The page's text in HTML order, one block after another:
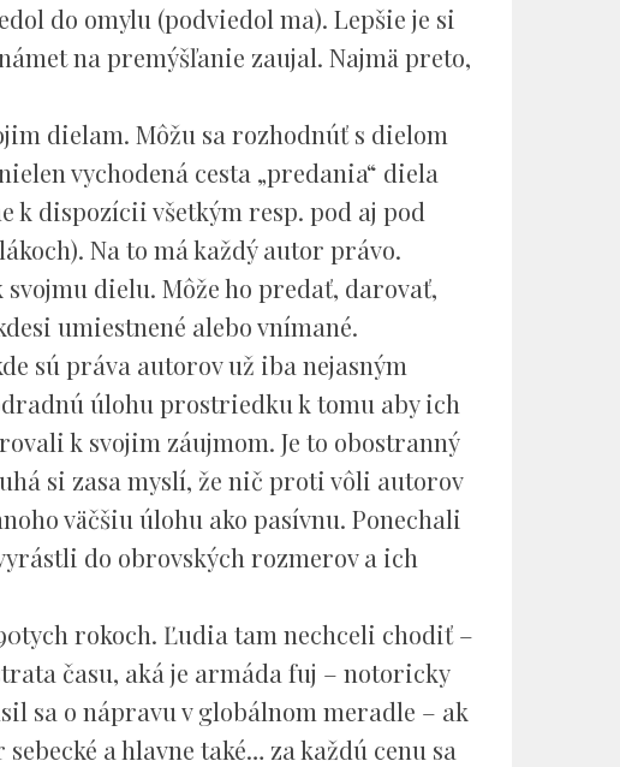
do omylu (podviedol ma). Lepšie je si
na premýšľanie zaujal. Najmä preto,
dielam. Môžu sa rozhodnúť s dielom
vychodená cesta „predania“ diela
k dispozícii všetkým resp. pod aj pod
Na to má každý autor právo.
dielu. Môže ho predať, darovať,
umiestnené alebo vnímané.
sú práva autorov už iba nejasným
úlohu prostriedku k tomu aby ich
k svojim záujmom. Je to obostranný
si zasa myslí, že nič proti vôli autorov
väčšiu úlohu ako pasívnu. Ponechali
do obrovských rozmerov a ich
rokoch. Ľudia tam nechceli chodiť –
času, aká je armáda fuj – notoricky
sa o nápravu v globálnom meradle – ak
a hlavne také… za každú cenu sa